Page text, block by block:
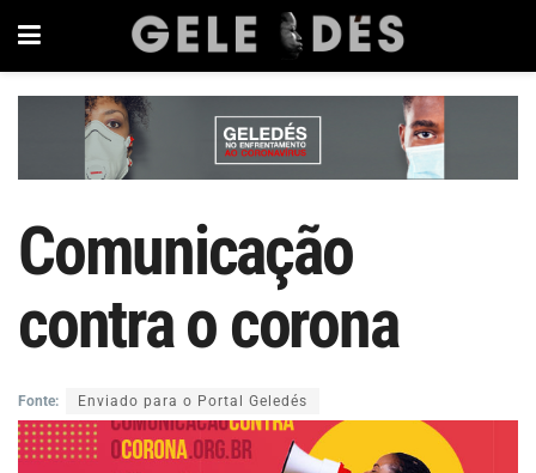
Comunicação
contra o corona
Fonte: Enviado para o Portal Geledés